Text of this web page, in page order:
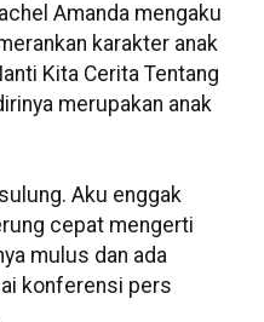
Amanda mengaku
karakter anak
Kita Cerita Tentang
merupakan anak
Aku enggak
cepat mengerti
mulus dan ada
konferensi pers